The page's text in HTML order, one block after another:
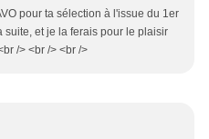
pour ta sélection à l'issue du 1er
suite, et je la ferais pour le plaisir
/> <br /> <br />